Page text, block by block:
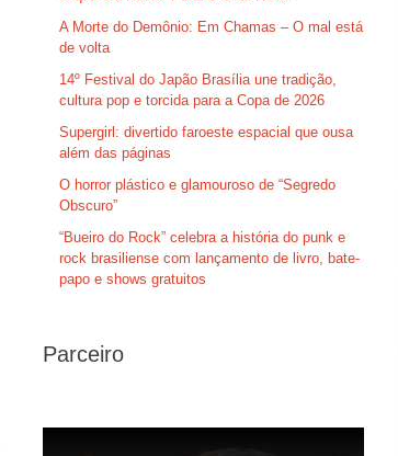
A Morte do Demônio: Em Chamas – O mal está
de volta
14º Festival do Japão Brasília une tradição,
cultura pop e torcida para a Copa de 2026
Supergirl: divertido faroeste espacial que ousa
além das páginas
O horror plástico e glamouroso de “Segredo
Obscuro”
“Bueiro do Rock” celebra a história do punk e
rock brasiliense com lançamento de livro, bate-
papo e shows gratuitos
Parceiro